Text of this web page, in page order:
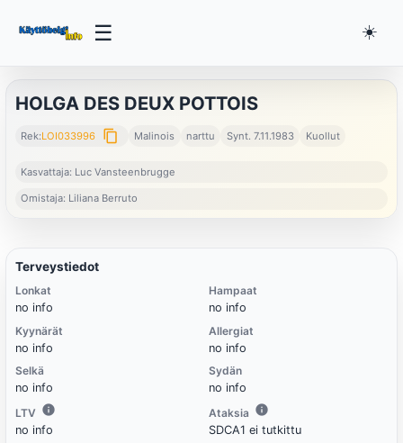
☰ ☀️
HOLGA DES DEUX POTTOIS
Rek:LOI033996 content_copy Malinois narttu Synt. 7.11.1983 Kuollut
Kasvattaja: Luc Vansteenbrugge
Omistaja: Liliana Berruto
Terveystiedot
Lonkat
no info
Kyynärät
no info
Selkä
no info
LTV
no info
Hampaat
no info
Allergiat
no info
Sydän
no info
Ataksia
SDCA1 ei tutkittu